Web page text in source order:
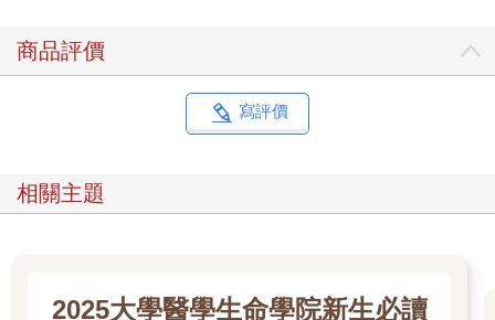
商品評價
寫評價
相關主題
2025大學醫學生命學院新生必讀